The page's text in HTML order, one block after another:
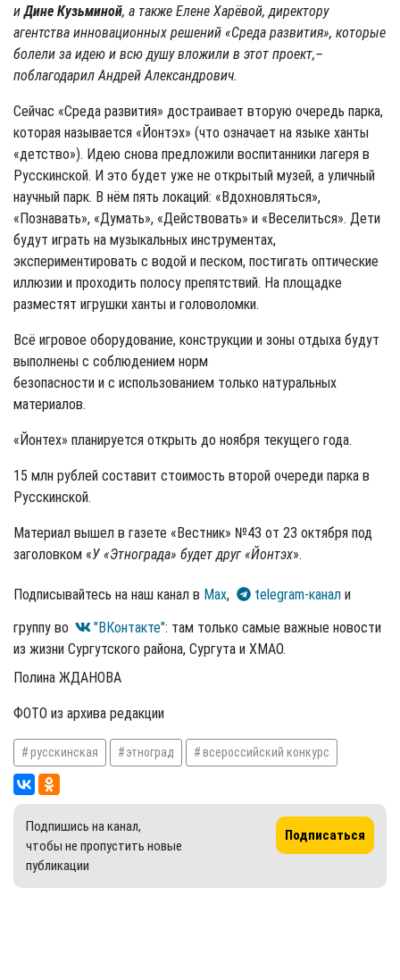
иДине Кузьминой, а также Елене Харёвой, директору
агентства инновационных решений «Среда развития», которые
болели за идею и всю душу вложили в этот проект,–
поблагодарил Андрей Александрович.
Сейчас «Среда развития» достраивает вторую очередь парка,
которая называется «Йонтэх» (что означает на языке ханты
«детство»). Идею снова предложили воспитанники лагеря в
Русскинской. И это будет уже не открытый музей, а уличный
научный парк. В нём пять локаций: «Вдохновляться»,
«Познавать», «Думать», «Действовать» и «Веселиться». Дети
будут играть на музыкальных инструментах,
экспериментировать с водой и песком, постигать оптические
иллюзии и проходить полосу препятствий. На площадке
разместят игрушки ханты и головоломки.
Всё игровое оборудование, конструкции и зоны отдыха будут
выполнены с соблюдением норм
безопасности и с использованием только натуральных
материалов.
«Йонтех» планируется открыть до ноября текущего года.
15 млн рублей составит стоимость второй очереди парка в
Русскинской.
Материал вышел в газете «Вестник» №43 от 23 октября под
заголовком «У «Этнограда» будет друг «Йонтэх».
Подписывайтесь на наш канал в Max, telegram-канал и
группу во
"ВКонтакте": там только самые важные новости
из жизни Сургутского района, Сургута и ХМАО.
Полина ЖДАНОВА
ФОТО из архива редакции
русскинская этноград всероссийский конкурс
Подпишись на канал,
чтобы не пропустить новые
публикации
Подписаться